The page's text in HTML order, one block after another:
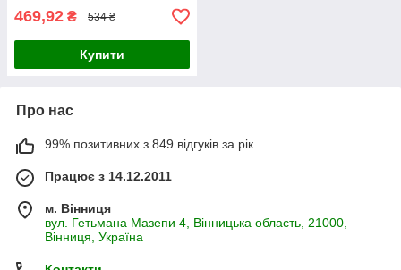
469,92 ₴ 534 ₴
Купити
Про нас
99% позитивних з 849 відгуків за рік
Працює з 14.12.2011
м. Вінниця
вул. Гетьмана Мазепи 4, Вінницька область, 21000,
Вінниця, Україна